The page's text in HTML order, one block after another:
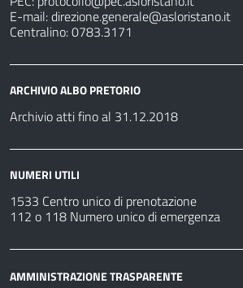
E-mail:direzione.generale@asloristano.it
Centralino: 0783.3171
ARCHIVIO ALBO PRETORIO
Archivio atti fino al 31.12.2018
NUMERI UTILI
1533 Centro unico di prenotazione
112 o 118 Numero unico di emergenza
AMMINISTRAZIONE TRASPARENTE